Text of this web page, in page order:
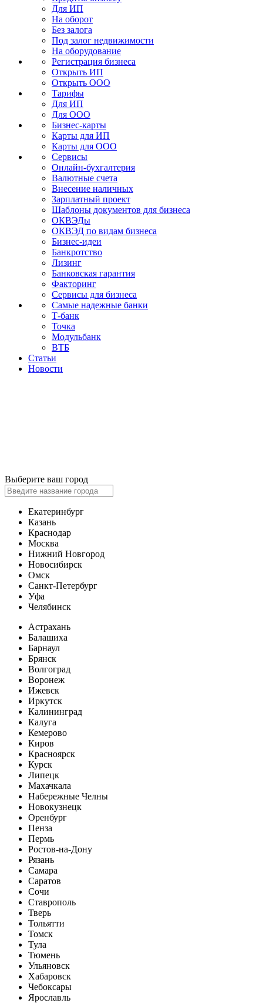
Для ИП
На оборот
Без залога
Под залог недвижимости
На оборудование
Регистрация бизнеса
Открыть ИП
Открыть ООО
Тарифы
Для ИП
Для ООО
Бизнес-карты
Карты для ИП
Карты для ООО
Сервисы
Онлайн-бухгалтерия
Валютные счета
Внесение наличных
Зарплатный проект
Шаблоны документов для бизнеса
ОКВЭДы
ОКВЭД по видам бизнеса
Бизнес-идеи
Банкротство
Лизинг
Банковская гарантия
Факторинг
Сервисы для бизнеса
Самые надежные банки
Т-банк
Точка
Модульбанк
ВТБ
Статьи
Новости
Выберите ваш город
Екатеринбург
Казань
Краснодар
Москва
Нижний Новгород
Новосибирск
Омск
Санкт-Петербург
Уфа
Челябинск
Астрахань
Балашиха
Барнаул
Брянск
Волгоград
Воронеж
Ижевск
Иркутск
Калининград
Калуга
Кемерово
Киров
Красноярск
Курск
Липецк
Махачкала
Набережные Челны
Новокузнецк
Оренбург
Пенза
Пермь
Ростов-на-Дону
Рязань
Самара
Саратов
Сочи
Ставрополь
Тверь
Тольятти
Томск
Тула
Тюмень
Ульяновск
Хабаровск
Чебоксары
Ярославль